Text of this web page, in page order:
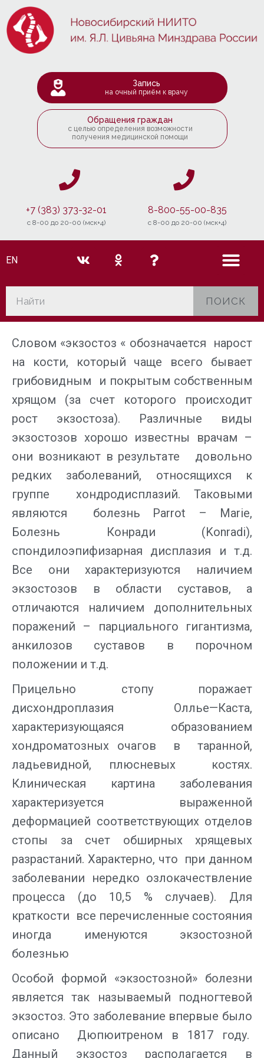
Запись
на очный приём к врачу
Обращения граждан
с целью определения возможности
получения медицинской помощи
+7 (383) 373-32-01
c 8-00 до 20-00 (мск+4)
8-800-55-00-835
c 8-00 до 20-00 (мск+4)
EN
ПОИСК
Словом «экзостоз « обозначается нарост
на кости, который чаще всего бывает
грибовидным и покрытым собственным
хрящом (за счет которого происходит
рост экзостоза). Различные виды
экзостозов хорошо известны врачам –
они возникают в результате довольно
редких заболеваний, относящихся к
группе хондродисплазий. Таковыми
являются болезнь Parrot – Marie,
Болезнь Конради (Konradi),
спондилоэпифизарная дисплазия и т.д.
Все они характеризуются наличием
экзостозов в области суставов, а
отличаются наличием дополнительных
поражений – парциального гигантизма,
анкилозов суставов в порочном
положении и т.д.
Прицельно стопу поражает
дисхондроплазия Оллье—Каста,
характеризующаяся образованием
хондроматозных очагов в таранной,
ладьевидной, плюсневых костях.
Клиническая картина заболевания
характеризуется выраженной
деформацией соответствующих отделов
стопы за счет обширных хрящевых
разрастаний. Характерно, что при данном
заболевании нередко озлокачествление
процесса (до 10,5 % случаев). Для
краткости все перечисленные состояния
иногда именуются экзостозной
болезнью
Особой формой «экзостозной» болезни
является так называемый подногтевой
экзостоз. Это заболевание впервые было
описано Дюпюитреном в 1817 году.
Данный экзостоз располагается в